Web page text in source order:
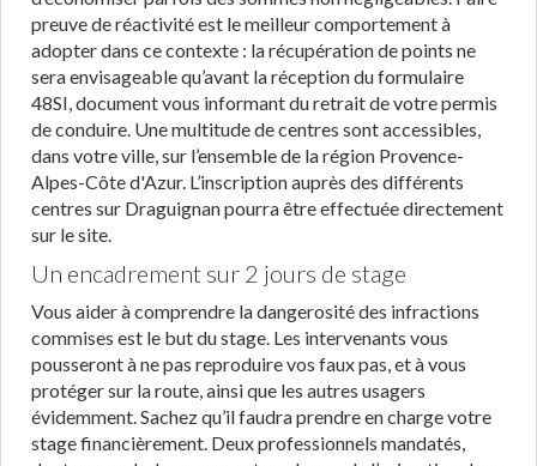
preuve de réactivité est le meilleur comportement à
adopter dans ce contexte : la récupération de points ne
sera envisageable qu’avant la réception du formulaire
48SI, document vous informant du retrait de votre permis
de conduire. Une multitude de centres sont accessibles,
dans votre ville, sur l’ensemble de la région Provence-
Alpes-Côte d'Azur. L’inscription auprès des différents
centres sur Draguignan pourra être effectuée directement
sur le site.
Un encadrement sur 2 jours de stage
Vous aider à comprendre la dangerosité des infractions
commises est le but du stage. Les intervenants vous
pousseront à ne pas reproduire vos faux pas, et à vous
protéger sur la route, ainsi que les autres usagers
évidemment. Sachez qu’il faudra prendre en charge votre
stage financièrement. Deux professionnels mandatés,